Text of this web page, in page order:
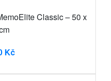
Classic – 50 x
Kč